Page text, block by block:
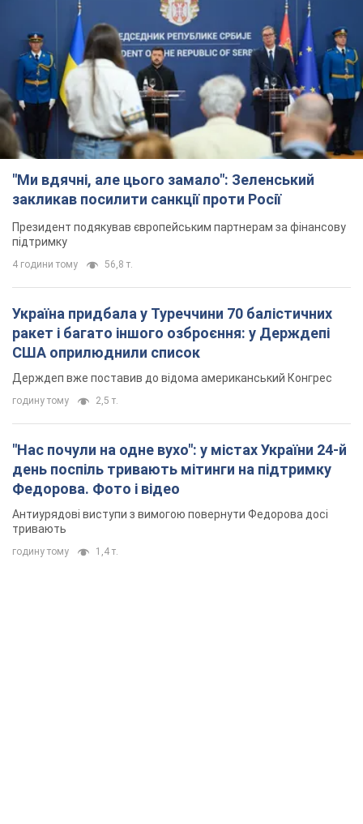
"Ми вдячні, але цього замало": Зеленський
закликав посилити санкції проти Росії
Президент подякував європейським партнерам за фінансову
підтримку
4 години тому 56,8 т.
Україна придбала у Туреччини 70 балістичних
ракет і багато іншого озброєння: у Держдепі
США оприлюднили список
Держдеп вже поставив до відома американський Конгрес
годину тому 2,5 т.
"Нас почули на одне вухо": у містах України 24-й
день поспіль тривають мітинги на підтримку
Федорова. Фото і відео
Антиурядові виступи з вимогою повернути Федорова досі
тривають
годину тому 1,4 т.